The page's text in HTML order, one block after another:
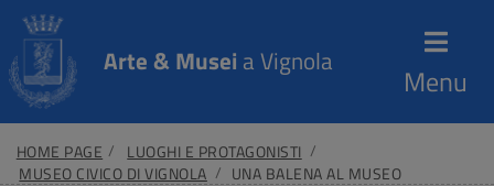
Arte & Musei a Vignola
Menu
HOME PAGE
LUOGHI E PROTAGONISTI
MUSEO CIVICO DI VIGNOLA
UNA BALENA AL MUSEO